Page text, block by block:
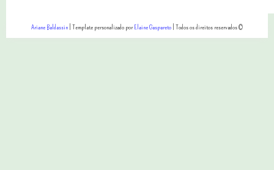
Ariane Baldassin| Template personalizado porElaine Gaspareto| Todos os direitos reservados ©